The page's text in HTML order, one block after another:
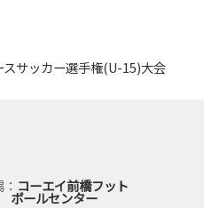
コーエイ前橋フット
ボールセンター